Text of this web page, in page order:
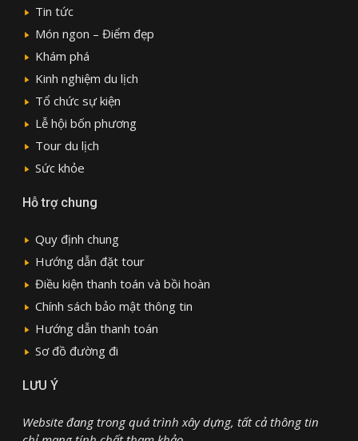
Tin tức
Món ngon – Điểm đẹp
Khám phá
Kinh nghiệm du lịch
Tổ chức sự kiện
Lễ hội bốn phương
Tour du lịch
Sức khỏe
Hỗ trợ chung
Quy định chung
Hướng dẫn đặt tour
Điều kiện thanh toán và bồi hoàn
Chính sách bảo mật thông tin
Hướng dẫn thanh toán
Sơ đồ đường đi
LƯU Ý
Website đang trong quá trình xây dựng, tất cả thông tin